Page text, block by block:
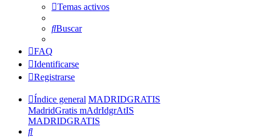
Temas activos
Buscar
FAQ
Identificarse
Registrarse
Índice general MADRIDGRATIS
MadridGratis mAdrIdgrAtIS
MADRIDGRATIS
Buscar